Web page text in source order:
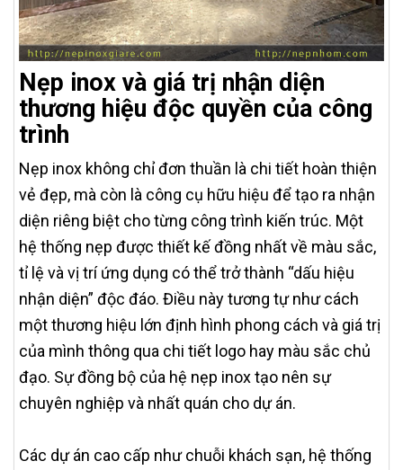
Nẹp inox và giá trị nhận diện
thương hiệu độc quyền của công
trình
Nẹp inox không chỉ đơn thuần là chi tiết hoàn thiện
vẻ đẹp, mà còn là công cụ hữu hiệu để tạo ra nhận
diện riêng biệt cho từng công trình kiến trúc. Một
hệ thống nẹp được thiết kế đồng nhất về màu sắc,
tỉ lệ và vị trí ứng dụng có thể trở thành “dấu hiệu
nhận diện” độc đáo. Điều này tương tự như cách
một thương hiệu lớn định hình phong cách và giá trị
của mình thông qua chi tiết logo hay màu sắc chủ
đạo. Sự đồng bộ của hệ nẹp inox tạo nên sự
chuyên nghiệp và nhất quán cho dự án.
Các dự án cao cấp như chuỗi khách sạn, hệ thống